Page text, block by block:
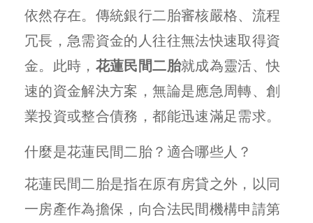
依然存在。傳統銀行二胎審核嚴格、流程
冗長，急需資金的人往往無法快速取得資
金。此時， 花蓮民間二胎就成為靈活、快
速的資金解決方案，無論是應急周轉、創
業投資或整合債務，都能迅速滿足需求。
什麼是花蓮民間二胎？適合哪些人？
花蓮民間二胎是指在原有房貸之外，以同
一房產作為擔保，向合法民間機構申請第